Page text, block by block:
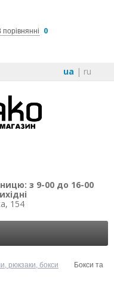
порівнянні 0
ua | ru
з 9-00 до 16-00
154
рюкзаки, бокси
Бокси та